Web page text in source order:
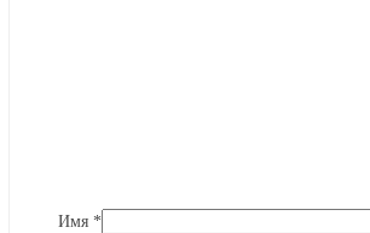
Имя *